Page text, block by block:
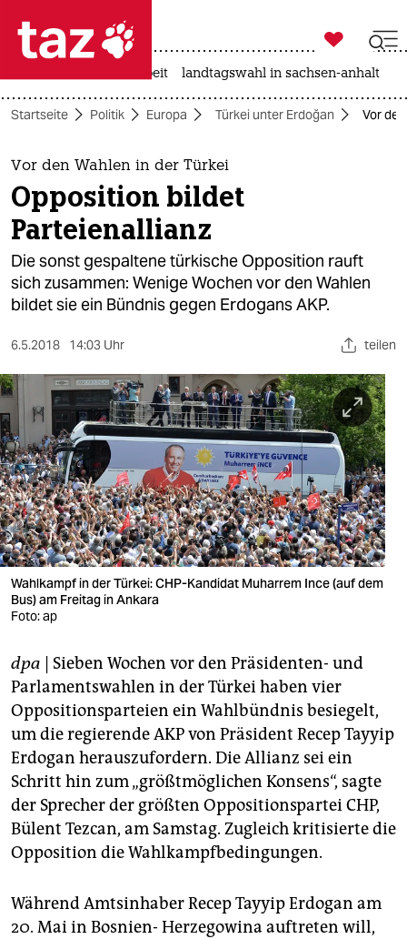
 taz zahl ich
taz zahl ich
themen
politik
öko
gesellschaft
sport
berlin
nord
wahrheit
verlag
verlag
veranstaltungen
fragen & hilfe
unterstützen
abo
genossenschaft
epaper login

taz zahl ich
arbeit landtagswahl in sachsen-anhalt
Startseite Politik Europa Türkei unter Erdoğan Vor
Vor den Wahlen in der Türkei
Opposition bildet
Parteienallianz
Die sonst gespaltene türkische Opposition rauft
sich zusammen: Wenige Wochen vor den Wahlen
bildet sie ein Bündnis gegen Erdogans AKP.
6.5.2018 14:03 Uhr teilen
Wahlkampf in der Türkei: CHP-Kandidat Muharrem Ince (auf dem
Bus) am Freitag in Ankara
Foto: ap
dpa | Sieben Wochen vor den Präsidenten- und
Parlamentswahlen in der Türkei haben vier
Oppositionsparteien ein Wahlbündnis besiegelt,
um die regierende AKP von Präsident Recep Tayyip
Erdogan herauszufordern. Die Allianz sei ein
Schritt hin zum „größtmöglichen Konsens“, sagte
der Sprecher der größten Oppositionspartei CHP,
Bülent Tezcan, am Samstag. Zugleich kritisierte die
Opposition die Wahlkampfbedingungen.
Während Amtsinhaber Recep Tayyip Erdogan am
20. Mai in Bosnien- Herzegowina auftreten will,